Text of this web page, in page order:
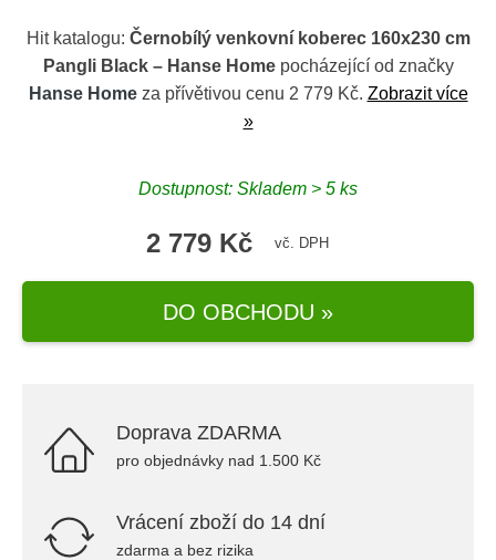
Hit katalogu: Černobílý venkovní koberec 160x230 cm
Pangli Black – Hanse Homepocházející od značky
Hanse Homeza přívětivou cenu 2 779 Kč. Zobrazit více
»
Dostupnost: Skladem > 5 ks
2 779 Kč vč. DPH
DO OBCHODU »
Doprava ZDARMA
pro objednávky nad 1.500 Kč
Vrácení zboží do 14 dní
zdarma a bez rizika